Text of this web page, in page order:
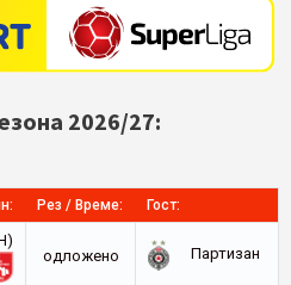
2026/27:
Рез / Време: Гост:
oдложено
Партизан